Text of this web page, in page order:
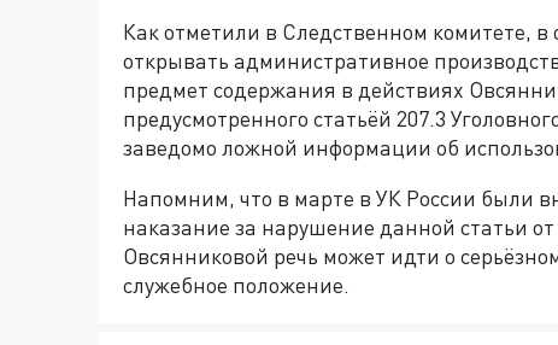
Как отметили в Следственном комитете,
открывать административное
предмет содержания в действиях
предусмотренного статьёй 207.3
заведомо ложной информации об
Напомним, что в марте в УК России были
наказание за нарушение данной статьи
Овсянниковой речь может идти о
служебное положение.